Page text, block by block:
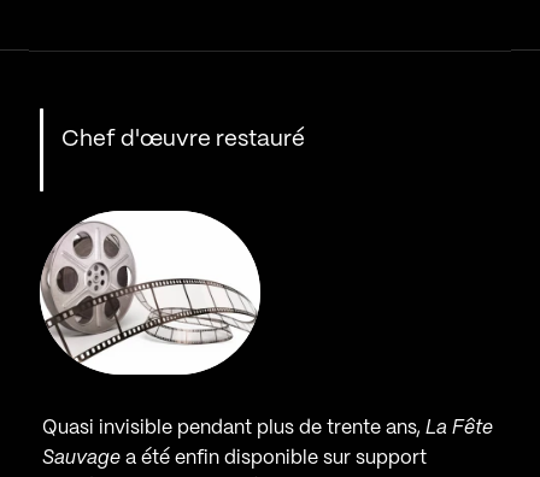
Chef d'œuvre restauré
Quasi invisible pendant plus de trente ans, La Fête
Sauvagea été enfin disponible sur support